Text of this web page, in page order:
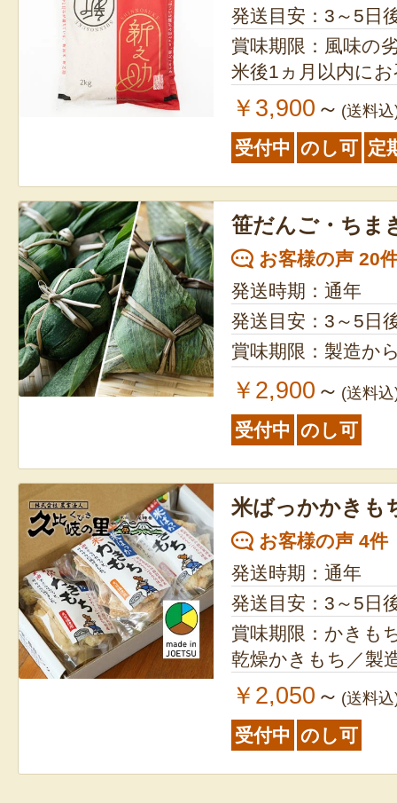
発送目安：3～5日
賞味期限：風味の
米後1ヵ月以内に
￥3,900 ～ (送料
受付中 のし可 定
笹だんご・ちま
お客様の声 20
発送時期：通年
発送目安：3～5日
賞味期限：製造か
￥2,900 ～ (送料
受付中 のし可
米ばっかかきも
お客様の声 4件
発送時期：通年
発送目安：3～5日
賞味期限：かきも
乾燥かきもち／製
￥2,050 ～ (送料
受付中 のし可